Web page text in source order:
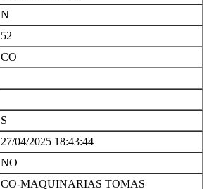
N
52
CO
S
27/04/2025 18:43:44
NO
CO-MAQUINARIAS TOMAS